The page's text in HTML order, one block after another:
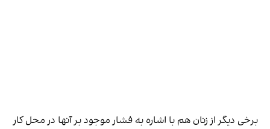
برخی دیگر از زنان هم با اشاره به فشار موجود بر آنها در محل کار